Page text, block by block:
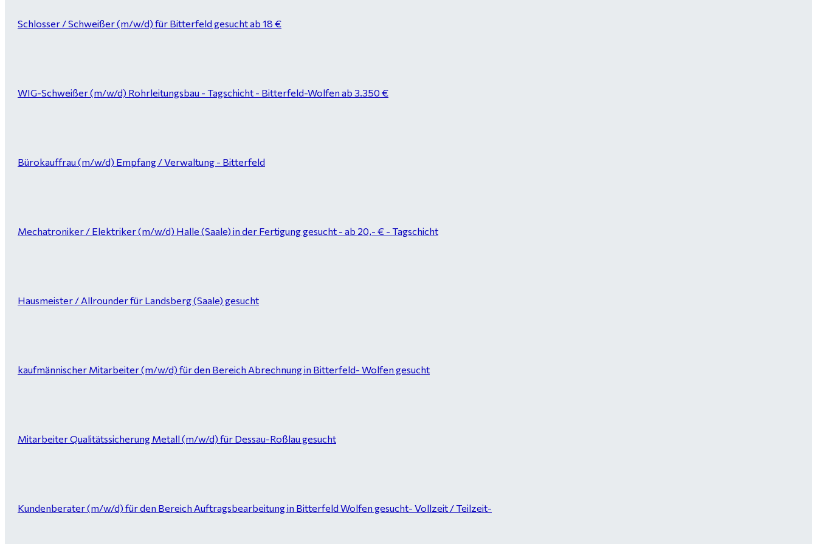
Schlosser / Schweißer (m/w/d) für Bitterfeld gesucht ab 18 €
WIG-Schweißer (m/w/d) Rohrleitungsbau - Tagschicht - Bitterfeld-Wolfen ab 3.350 €
Bürokauffrau (m/w/d) Empfang / Verwaltung - Bitterfeld
Mechatroniker / Elektriker (m/w/d) Halle (Saale) in der Fertigung gesucht - ab 20,- € - Tagschicht
Hausmeister / Allrounder für Landsberg (Saale) gesucht
kaufmännischer Mitarbeiter (m/w/d) für den Bereich Abrechnung in Bitterfeld- Wolfen gesucht
Mitarbeiter Qualitätssicherung Metall (m/w/d) für Dessau-Roßlau gesucht
Kundenberater (m/w/d) für den Bereich Auftragsbearbeitung in Bitterfeld Wolfen gesucht- Vollzeit / Teilzeit-